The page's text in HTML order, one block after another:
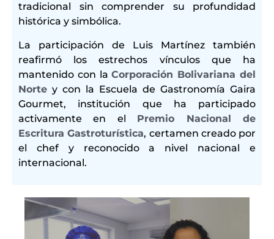
tradicional sin comprender su profundidad
histórica y simbólica.
La participación de Luis Martínez también
reafirmó los estrechos vínculos que ha
mantenido con laCorporación Bolivariana del
Norte y con la Escuela de Gastronomía Gaira
Gourmet, institución que ha participado
activamente en el Premio Nacional de
Escritura Gastroturística, certamen creado por
el chef y reconocido a nivel nacional e
internacional.